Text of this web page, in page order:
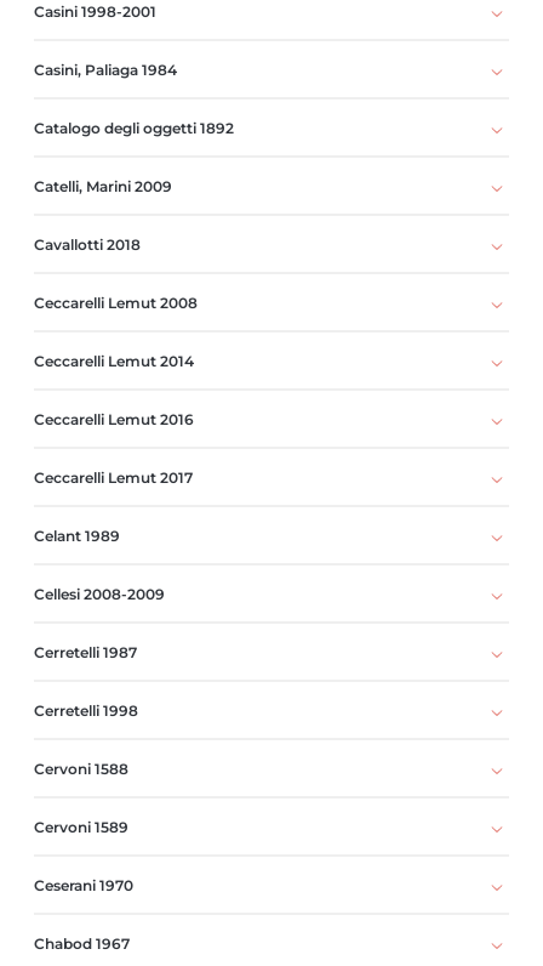
Casini 1998-2001
Casini, Paliaga 1984
Catalogo degli oggetti 1892
Catelli, Marini 2009
Cavallotti 2018
Ceccarelli Lemut 2008
Ceccarelli Lemut 2014
Ceccarelli Lemut 2016
Ceccarelli Lemut 2017
Celant 1989
Cellesi 2008-2009
Cerretelli 1987
Cerretelli 1998
Cervoni 1588
Cervoni 1589
Ceserani 1970
Chabod 1967